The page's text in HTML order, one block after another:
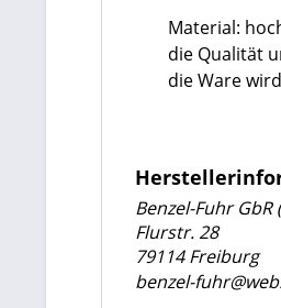
Material:
die Qualität
die Ware
Benzel-Fuhr
Flurstr. 28
79114 Freiburg
benzel-